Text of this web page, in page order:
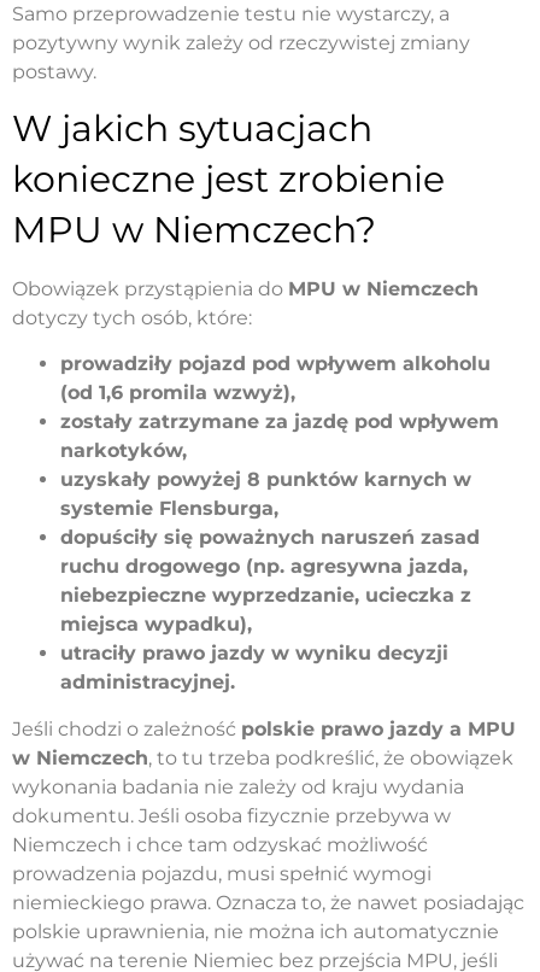
Samo przeprowadzenie testu nie wystarczy, a
pozytywny wynik zależy od rzeczywistej zmiany
postawy.
W jakich sytuacjach
konieczne jest zrobienie
MPU w Niemczech?
Obowiązek przystąpienia do MPU w Niemczech
dotyczy tych osób, które:
prowadziły pojazd pod wpływem alkoholu
(od 1,6 promila wzwyż),
zostały zatrzymane za jazdę pod wpływem
narkotyków,
uzyskały powyżej 8 punktów karnych w
systemie Flensburga,
dopuściły się poważnych naruszeń zasad
ruchu drogowego (np. agresywna jazda,
niebezpieczne wyprzedzanie, ucieczka z
miejsca wypadku),
utraciły prawo jazdy w wyniku decyzji
administracyjnej.
Jeśli chodzi o zależność polskie prawo jazdy a MPU
w Niemczech, to tu trzeba podkreślić, że obowiązek
wykonania badania nie zależy od kraju wydania
dokumentu. Jeśli osoba fizycznie przebywa w
Niemczech i chce tam odzyskać możliwość
prowadzenia pojazdu, musi spełnić wymogi
niemieckiego prawa. Oznacza to, że nawet posiadając
polskie uprawnienia, nie można ich automatycznie
używać na terenie Niemiec bez przejścia MPU, jeśli